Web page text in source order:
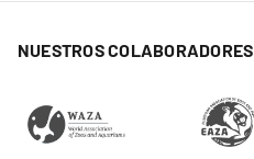
NUESTROS COLABORADORES